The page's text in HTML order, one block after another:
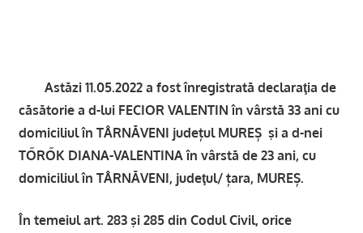
Astăzi 11.05.2022 a fost înregistrată declaraţia de
căsătorie a d-lui FECIOR VALENTIN în vârstă 33 ani cu
domiciliul în TÂRNĂVENI județul MUREȘ şi a d-nei
TŐRŐK DIANA-VALENTINA în vârstă de 23 ani, cu
domiciliul în TÂRNĂVENI, judeţul/ țara, MUREȘ.
În temeiul art. 283 şi 285 din Codul Civil, orice